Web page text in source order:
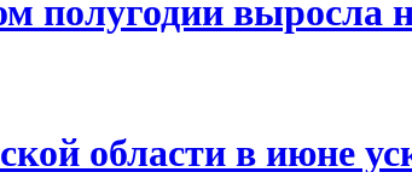
полугодии выросла
области в июне